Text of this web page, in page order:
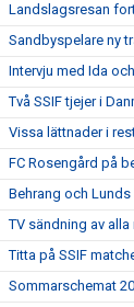
Landslagsresan
Sandbyspelare ny
Intervju med Ida
Två SSIF tjejer i
Vissa lättnader i
FC Rosengård på
Behrang och
TV sändning av
Titta på SSIF
Sommarschemat